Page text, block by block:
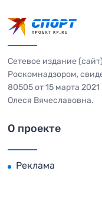
Сетевое издание
Роскомнадзором,
80505 от 15 марта
Олеся Вячеславовна.
О проекте
Реклама